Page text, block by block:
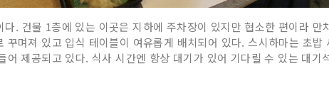
. 건물 1층에 있는 이곳은 지하에 주차장이 있지만 협소한 편이라
며져 있고 입식 테이블이 여유롭게 배치되어 있다. 스시하마는 초
제공되고 있다. 식사 시간엔 항상 대기가 있어 기다릴 수 있는 대